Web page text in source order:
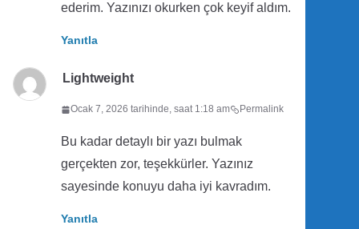
ederim. Yazınızı okurken çok keyif aldım.
Yanıtla
Lightweight
Ocak 7, 2026 tarihinde, saat 1:18 am Permalink
Bu kadar detaylı bir yazı bulmak
gerçekten zor, teşekkürler. Yazınız
sayesinde konuyu daha iyi kavradım.
Yanıtla